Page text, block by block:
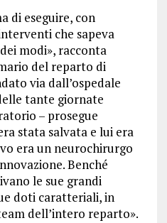
di eseguire, con
che sapeva
modi», racconta
del reparto di
via dall’ospedale
tante giornate
– prosegue
stata salvata e lui era
era un neurochirurgo
Benché
le sue grandi
doti caratteriali, in
dell’intero reparto».